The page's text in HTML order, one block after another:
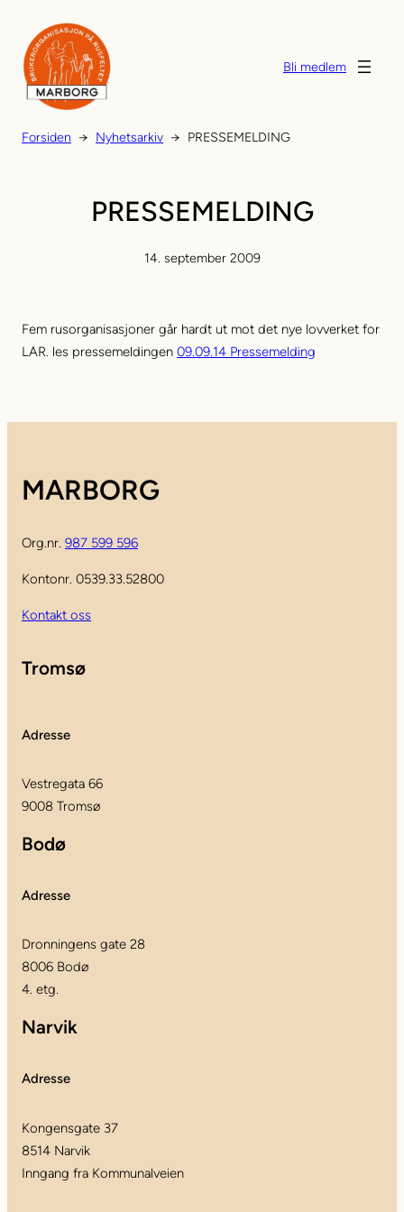
innhold
Bli medlem
Forsiden → Nyhetsarkiv → PRESSEMELDING
PRESSEMELDING
14. september 2009
Fem rusorganisasjoner går hardt ut mot det nye lovverket for
LAR. les pressemeldingen 09.09.14 Pressemelding
MARBORG
Org.nr. 987 599 596
Kontonr. 0539.33.52800
Kontakt oss
Tromsø
Adresse
Vestregata 66
9008 Tromsø
Bodø
Adresse
Dronningens gate 28
8006 Bodø
4. etg.
Narvik
Adresse
Kongensgate 37
8514 Narvik
Inngang fra Kommunalveien